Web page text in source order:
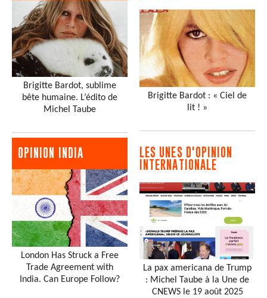
Brigitte Bardot, sublime
bête humaine. L’édito de
Michel Taube
OPINION INDIA
London Has Struck a Free
Trade Agreement with
India. Can Europe Follow?
Brigitte Bardot : « Ciel de
lit ! »
LES UNES D'OPINION
INTERNATIONALE
La pax americana de Trump
: Michel Taube à la Une de
CNEWS le 19 août 2025